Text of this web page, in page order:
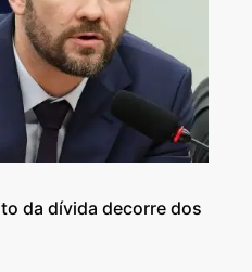
da dívida decorre dos